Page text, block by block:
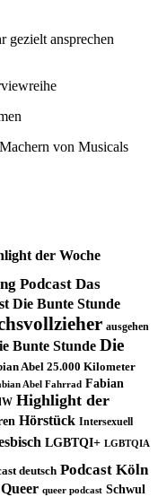
gezielt ansprechen
von Musicals
der Woche
Podcast Das
Die Bunte Stunde
ausgehen
Bunte Stunde Die
Abel 25.000 Kilometer
Abel Fahrrad Fabian
Highlight der
Hörstück Intersexuell
LGBTQI+ LGBTQIA
deutsch Podcast Köln
Queer queer podcast Schwul